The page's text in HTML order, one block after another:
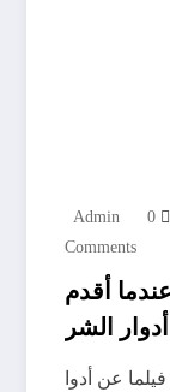
Admin
0
Comments
أقدم
الشر
عن أدوا